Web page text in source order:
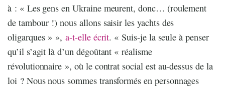
à : « Les gens en Ukraine meurent, donc… (roulement
de tambour !) nous allons saisir les yachts des
oligarques » »,a-t-elle écrit. « Suis-je la seule à penser
qu’il s’agit là d’un dégoûtant « réalisme
révolutionnaire », où le contrat social est au-dessus de la
loi ? Nous nous sommes transformés en personnages